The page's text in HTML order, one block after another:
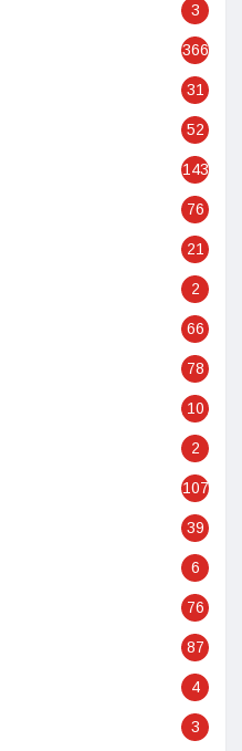
3
366
31
52
143
76
21
2
66
78
10
2
107
39
6
76
87
4
3